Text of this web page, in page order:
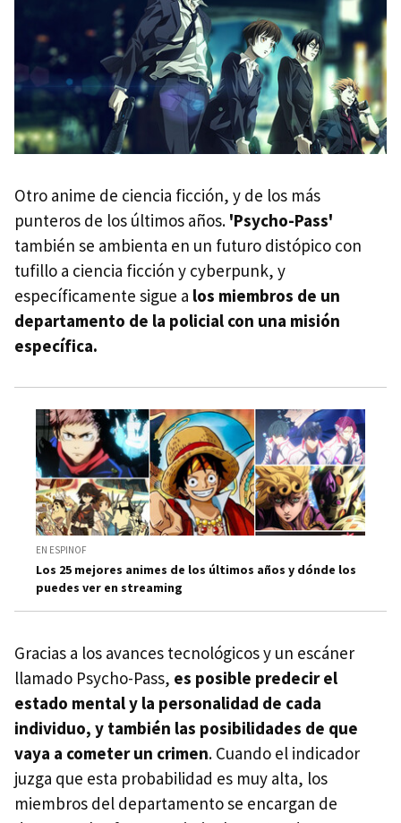
Otro anime de ciencia ficción, y de los más
punteros de los últimos años. 'Psycho-Pass'
también se ambienta en un futuro distópico con
tufillo a ciencia ficción y cyberpunk, y
específicamente sigue a los miembros de un
departamento de la policial con una misión
específica.
EN ESPINOF
Los 25 mejores animes de los últimos años y dónde los
puedes ver en streaming
Gracias a los avances tecnológicos y un escáner
llamado Psycho-Pass, es posible predecir el
estado mental y la personalidad de cada
individuo, y también las posibilidades de que
vaya a cometer un crimen. Cuando el indicador
juzga que esta probabilidad es muy alta, los
miembros del departamento se encargan de